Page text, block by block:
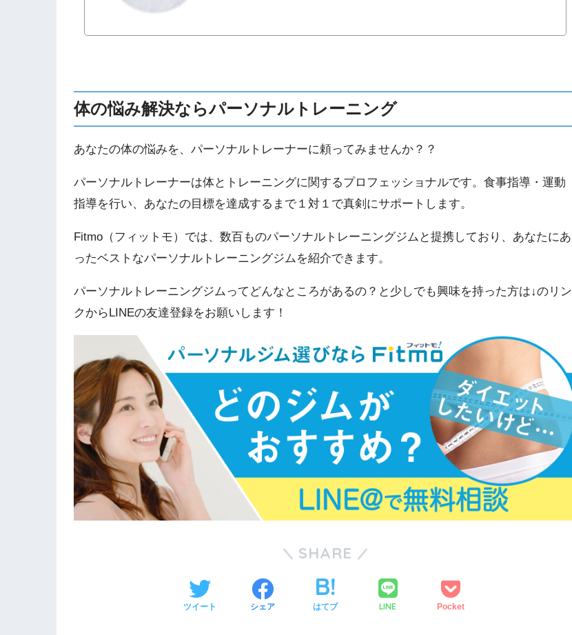
体の悩み解決ならパーソナルトレーニング
あなたの体の悩みを、パーソナルトレーナーに頼ってみませんか？？
パーソナルトレーナーは体とトレーニングに関するプロフェッショナルです。食事指導・運動
指導を行い、あなたの目標を達成するまで１対１で真剣にサポートします。
Fitmo（フィットモ）では、数百ものパーソナルトレーニングジムと提携しており、あなたにあ
ったベストなパーソナルトレーニングジムを紹介できます。
パーソナルトレーニングジムってどんなところがあるの？と少しでも興味を持った方は↓のリン
クからLINEの友達登録をお願いします！
SHARE
ツイート シェア はてブ LINE Pocket